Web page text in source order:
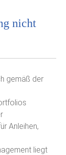
nicht
gemäß der
Anleihen,
liegt